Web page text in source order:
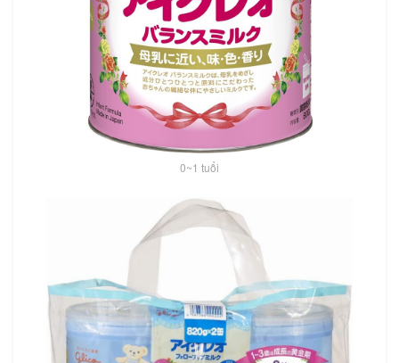
0~1 tuổi